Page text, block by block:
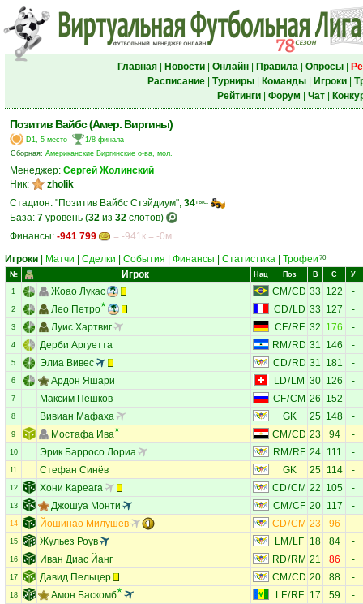
Главная| Новости| Онлайн| Правила| Опросы|
Расписание| Турниры| Команды| Игроки|
Рейтинги| Форум Чат|
Позитив Вайбс (Амер. Виргины)
D1, 5 место
1/8 финала
Сборная: Американские Виргинские о-ва, мол.
Менеджер: Сергей Жолинский
Ник:
zholik
Стадион: "Позитив Вайбс Стэйдиум", 34тыс.
База: 7 уровень (32 из 32 слотов)
Финансы: -941 799
= -941к = -0м
Игроки
Матчи Сделки События Финансы Статистика Трофеи 70
№ Игрок Нац Поз В С У
1 Жоао Лукас CM /CD 33 122 -
2 Лео Петро CD/LD 33 127 -
3 Луис Хартвиг CF/RF 32 176 -
4 Дерби Аргуетта RM / RD 31 146 -
5 Элиа Вивес CD/RD 31 181 -
6 Ардон Яшари LD/ LM 30 126 -
7 Максим Пешков CF/CM 26 152 -
8 Вивиан Мафаха GK 25 148 -
9 Мостафа Ива CM /CD 23 94 -
10 Эрик Барросо Лориа RM / RF 24 111 -
11 Стефан Синёв GK 25 114 -
12 Хони Кареага CD/CM 22 105 -
13 Джошуа Монти CM /CF 20 117 -
14 Йошинао Милушев CD/CM 23 96 -
15 Жульез Роув LM / LF 18 84 -
16 Иван Диас Йанг RD/ RM 21 86 -
17 Давид Пельцер CM /CD 20 88 -
18 Амон Баскомб LF/RF 17 59 -